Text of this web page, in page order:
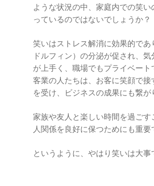
ような状況の中、家庭内での笑
っているのではないでしょうか？
笑いはストレス解消に効果的で
ドルフィン）の分泌が促され、
が上手く、職場でもプライベー
客業の人たちは、お客に笑顔で
を受け、ビジネスの成果にも繋
家族や友人と楽しい時間を過ご
人関係を良好に保つためにも重要
というように、やはり笑いは大事